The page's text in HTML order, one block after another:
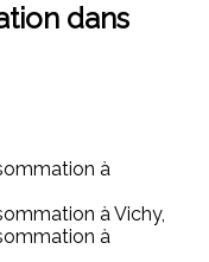
dans
à
à Vichy,
à